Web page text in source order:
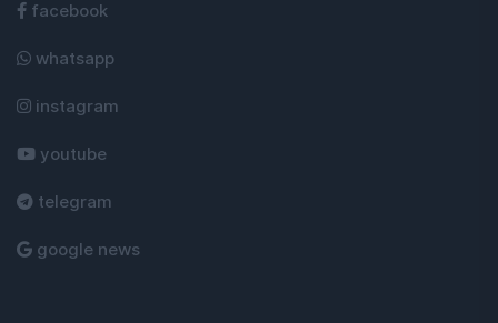
facebook
whatsapp
instagram
youtube
telegram
google news